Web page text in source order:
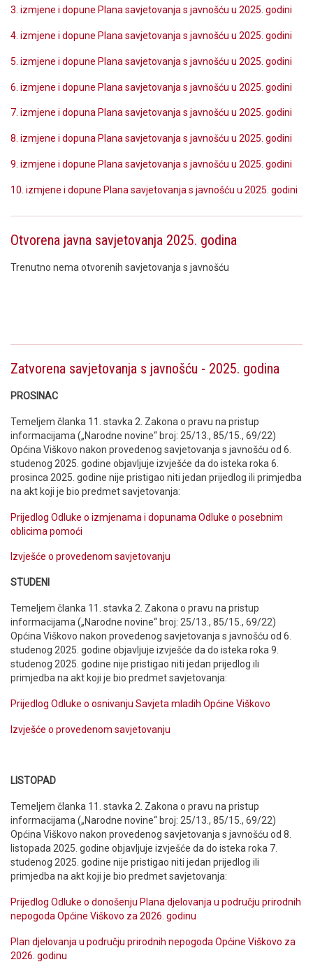
3. izmjene i dopune Plana savjetovanja s javnošću u 2025. godini
4. izmjene i dopune Plana savjetovanja s javnošću u 2025. godini
5. izmjene i dopune Plana savjetovanja s javnošću u 2025. godini
6. izmjene i dopune Plana savjetovanja s javnošću u 2025. godini
7. izmjene i dopuna Plana savjetovanja s javnošću u 2025. godini
8. izmjene i dopuna Plana savjetovanja s javnošću u 2025. godini
9. izmjene i dopune Plana savjetovanja s javnošću u 2025. godini
10. izmjene i dopune Plana savjetovanja s javnošću u 2025. godini
Otvorena javna savjetovanja 2025. godina
Trenutno nema otvorenih savjetovanja s javnošću
Zatvorena savjetovanja s javnošću - 2025. godina
PROSINAC
Temeljem članka 11. stavka 2. Zakona o pravu na pristup
informacijama („Narodne novine“ broj: 25/13., 85/15., 69/22)
Općina Viškovo nakon provedenog savjetovanja s javnošću od 6.
studenog 2025. godine objavljuje izvješće da do isteka roka 6.
prosinca 2025. godine nije pristigao niti jedan prijedlog ili primjedba
na akt koji je bio predmet savjetovanja:
Prijedlog Odluke o izmjenama i dopunama Odluke o posebnim
oblicima pomoći
Izvješće o provedenom savjetovanju
STUDENI
Temeljem članka 11. stavka 2. Zakona o pravu na pristup
informacijama („Narodne novine“ broj: 25/13., 85/15., 69/22)
Općina Viškovo nakon provedenog savjetovanja s javnošću od 6.
studenog 2025. godine objavljuje izvješće da do isteka roka 9.
studenog 2025. godine nije pristigao niti jedan prijedlog ili
primjedba na akt koji je bio predmet savjetovanja:
Prijedlog Odluke o osnivanju Savjeta mladih Općine Viškovo
Izvješće o provedenom savjetovanju
LISTOPAD
Temeljem članka 11. stavka 2. Zakona o pravu na pristup
informacijama („Narodne novine“ broj: 25/13., 85/15., 69/22)
Općina Viškovo nakon provedenog savjetovanja s javnošću od 8.
listopada 2025. godine objavljuje izvješće da do isteka roka 7.
studenog 2025. godine nije pristigao niti jedan prijedlog ili
primjedba na akt koji je bio predmet savjetovanja:
Prijedlog Odluke o donošenju Plana djelovanja u području prirodnih
nepogoda Općine Viškovo za 2026. godinu
Plan djelovanja u području prirodnih nepogoda Općine Viškovo za
2026. godinu